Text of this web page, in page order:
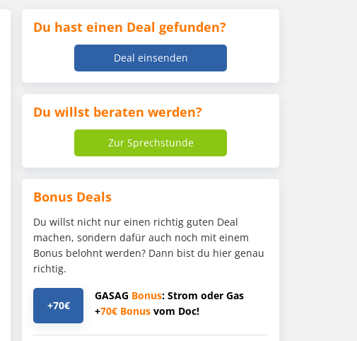
Du hast einen Deal gefunden?
Deal einsenden
Du willst beraten werden?
Zur Sprechstunde
Bonus Deals
Du willst nicht nur einen richtig guten Deal
machen, sondern dafür auch noch mit einem
Bonus belohnt werden? Dann bist du hier genau
richtig.
+70€
GASAG Bonus: Strom oder Gas
+70€ Bonus vom Doc!